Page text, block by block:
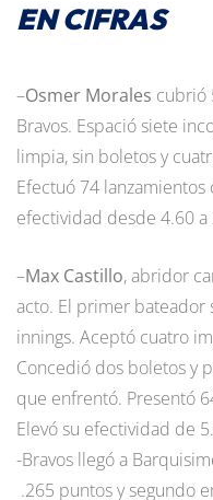
EN CIFRAS
–Osmer Morales cubrió
Bravos. Espació siete
limpia, sin boletos y
Efectuó 74
efectividad desde 4.60 a
–Max Castillo, abridor
acto. El primer bateador
innings. Aceptó cuatro
Concedió dos boletos y
que enfrentó. Presentó
Elevó su efectividad de
-Bravos llegó a
.265 puntos y segundo